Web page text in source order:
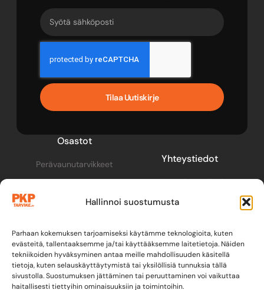
Hallinnoi suostumusta
Parhaan kokemuksen tarjoamiseksi käytämme teknologioita, kuten
evästeitä, tallentaaksemme ja/tai käyttääksemme laitetietoja. Näiden
tekniikoiden hyväksyminen antaa meille mahdollisuuden käsitellä
tietoja, kuten selauskäyttäytymistä tai yksilöllisiä tunnuksia tällä
sivustolla. Suostumuksen jättäminen tai peruuttaminen voi vaikuttaa
haitallisesti tiettyihin ominaisuuksiin ja toimintoihin.
Tilaa Uutiskirje
Osastot
Perävaunutarvikkeet
Pesuaineet
Yhteystiedot
pkp@pkptarvike.fi
040 093 2400